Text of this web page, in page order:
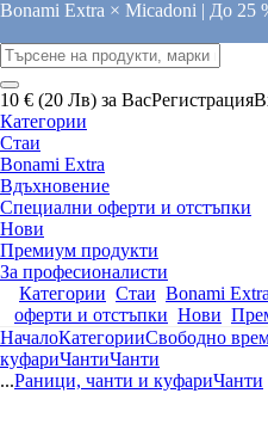
Bonami Extra × Micadoni | До 25
10 € (20 Лв) за ВасРегистрация
Категории
Стаи
Bonami Extra
Вдъхновение
Специални оферти и отстъпки
Нови
Премиум продукти
За професионалисти
Категории Стаи Bonami Extra
оферти и отстъпки Нови
НачалоКатегорииСвободно
куфариЧантиЧанти
...Раници, чанти и куфариЧанти